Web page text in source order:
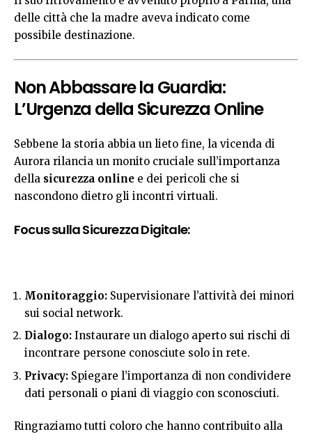
delle città che la madre aveva indicato come
possibile destinazione.
Non Abbassare la Guardia:
L’Urgenza della Sicurezza Online
Sebbene la storia abbia un lieto fine, la vicenda di
Aurora rilancia un monito cruciale sull’importanza
della sicurezza online e dei pericoli che si
nascondono dietro gli incontri virtuali.
Focus sulla Sicurezza Digitale:
Monitoraggio: Supervisionare l’attività dei minori
sui social network.
Dialogo: Instaurare un dialogo aperto sui rischi di
incontrare persone conosciute solo in rete.
Privacy: Spiegare l’importanza di non condividere
dati personali o piani di viaggio con sconosciuti.
Ringraziamo tutti coloro che hanno contribuito alla